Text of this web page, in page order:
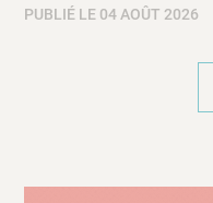
PUBLIÉ LE 04 AOÛT 2026